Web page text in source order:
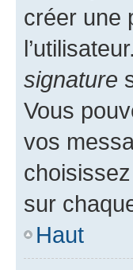
créer une
signature
Vous
vos
sur
Haut